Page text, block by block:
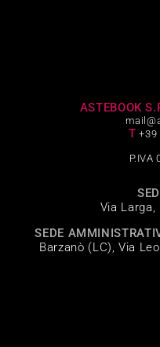
ASTEBOOK
T +39
P.IVA
Via Larga,
SEDE
Barzanò (LC), Via